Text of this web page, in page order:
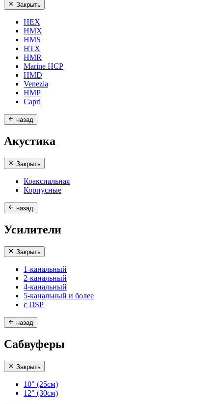
Закрыть
HEX
HMX
HMS
HTX
HMR
Marine HCP
HMD
Venezia
HMP
Capri
назад
Акустика
Закрыть
Коаксиальная
Корпусные
назад
Усилители
Закрыть
1-канальный
2-канальный
4-канальный
5-канальный и более
с DSP
назад
Сабвуферы
Закрыть
10" (25см)
12" (30см)